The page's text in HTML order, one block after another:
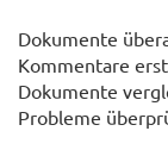
Dokumente
Kommentare
Dokumente
Probleme